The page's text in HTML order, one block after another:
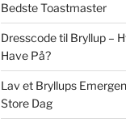
Bedste Toastmaster
Dresscode til Bryllup –
Have På?
Lav et Bryllups
Store Dag